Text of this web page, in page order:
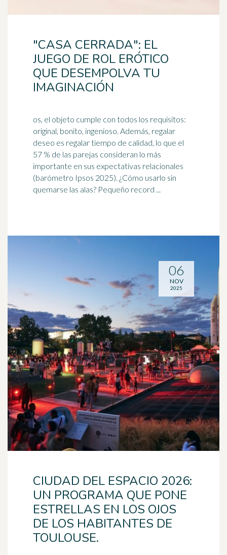
"CASA CERRADA": EL
JUEGO DE ROL ERÓTICO
QUE DESEMPOLVA TU
IMAGINACIÓN
os, el objeto cumple con todos los requisitos:
original, bonito, ingenioso. Además, regalar
deseo es regalar tiempo de calidad, lo que el
57 % de las parejas consideran lo más
importante en sus expectativas relacionales
(barómetro Ipsos 2025). ¿Cómo usarlo sin
quemarse las alas? Pequeño record ...
CIUDAD DEL ESPACIO 2026:
UN PROGRAMA QUE PONE
ESTRELLAS EN LOS OJOS
DE LOS HABITANTES DE
TOULOUSE.
06
NOV
2025